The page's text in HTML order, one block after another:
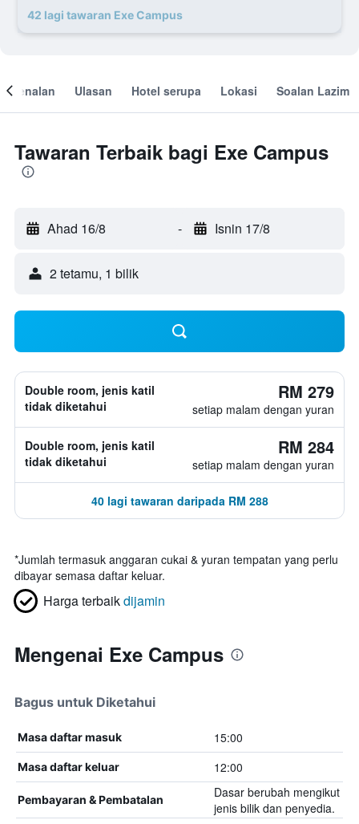
42 lagi tawaran Exe Campus
Ulasan Hotel serupa Lokasi Soalan Lazim
Tawaran Terbaik bagi Exe Campus
Ahad 16/8 - Isnin 17/8
2 tetamu, 1 bilik
Double room, jenis katil
tidak diketahui
RM 279
setiap malam dengan yuran
Double room, jenis katil
tidak diketahui
RM 284
setiap malam dengan yuran
40 lagi tawaran daripada RM 288
*Jumlah termasuk anggaran cukai & yuran tempatan yang perlu
dibayar semasa daftar keluar.
Harga terbaikdijamin
Mengenai Exe Campus
Bagus untuk Diketahui
Masa daftar masuk 15:00
Masa daftar keluar 12:00
Pembayaran & Pembatalan
Dasar berubah mengikut
jenis bilik dan penyedia.